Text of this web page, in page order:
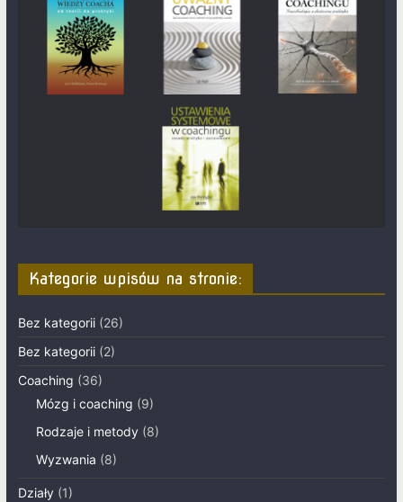
Kategorie wpisów na stronie:
Bez kategorii(26)
Bez kategorii(2)
Coaching (36)
Mózg i coaching (9)
Rodzaje i metody(8)
Wyzwania (8)
Działy(1)